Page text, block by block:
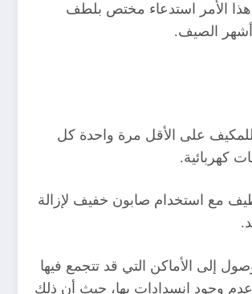
الأمر استدعاء مختص بلطف
أشهر الصيف.
على الأقل مرة واحدة كل
كهربائية.
مع استخدام صابون خفيف لإزالة
إلى الأماكن التي قد تتجمع فيها
وجود انسدادات بها، حيث أن ذلك